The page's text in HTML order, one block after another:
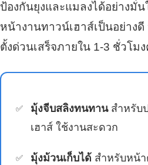
ป้องกันยุงและแมลงได้อย่างมั่
หน้างานทาวน์เฮาส์เป็นอย่างดี
ตั้งด่วนเสร็จภายใน 1-3 ชั่วโม
มุ้งจีบสลิงทนทานสำหรับ
เฮาส์ ใช้งานสะดวก
มุ้งม้วนเก็บได้ สำหรับหน้